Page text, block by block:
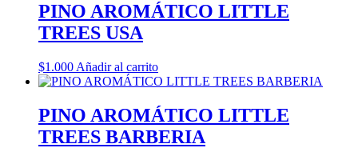
PINO AROMÁTICO LITTLE
TREES USA
$1.000 Añadir al carrito
PINO AROMÁTICO LITTLE
TREES BARBERIA